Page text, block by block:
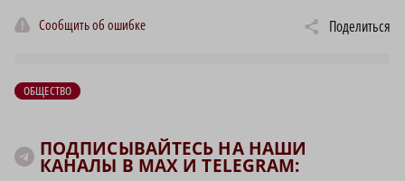
Сообщить об ошибке Поделиться
ОБЩЕСТВО
ПОДПИСЫВАЙТЕСЬ НА НАШИ
КАНАЛЫ В MAX И TELEGRAM: